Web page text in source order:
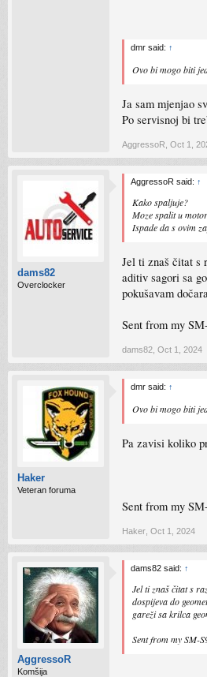
dmr said: ↑
Ovo bi mogo biti
Ja sam mjenjao
Po servisnoj bi
AggressoR Oct 1,
dams82
Overclocker
AggressoR said: ↑
Kako spaljuje?
Moze spalit u
Ispade da s ovim
Jel ti znaš čitat s
aditiv sagori sa
pokušavam
Sent from my
dams82 Oct 1, 2024
Haker
Veteran foruma
dmr said: ↑
Ovo bi mogo biti
Pa zavisi koliko
Sent from my
Haker Oct 1, 2024
AggressoR
Komšija
dams82 said: ↑
Jel ti znaš čitat s
dospijeva do
gareži sa krilca
Sent from my SM-